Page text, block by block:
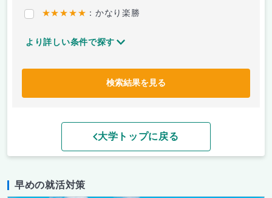
★★★★★ ：かなり楽勝
より詳しい条件で探す
検索結果を見る
大学トップに戻る
早めの就活対策